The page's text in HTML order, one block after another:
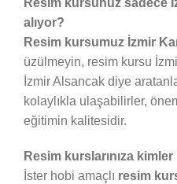
Resim kursunuz sadece
alıyor?
Resim kursumuz İzmir
üzülmeyin, resim kursu
İzmir Alsancak diye
kolaylıkla ulaşabilirler,
eğitimin kalitesidir.
Resim kurslarınıza kimler
İster hobi amaçlı resim